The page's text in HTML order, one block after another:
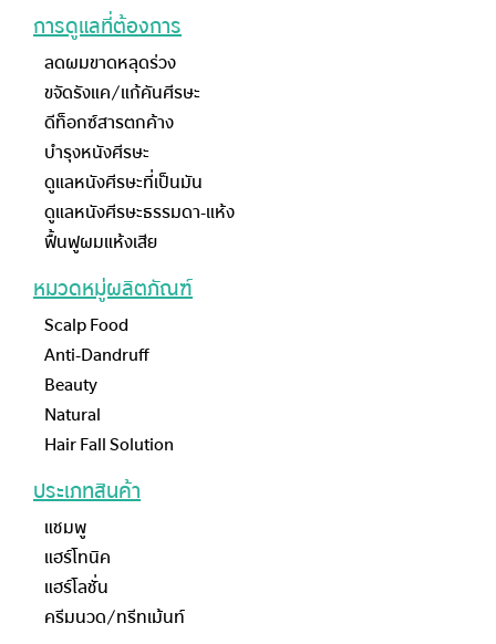
การดูแลที่ต้องการ
ลดผมขาดหลุดร่วง
ขจัดรังแค/แก้คันศีรษะ
ดีท็อกซ์สารตกค้าง
บำรุงหนังศีรษะ
ดูแลหนังศีรษะที่เป็นมัน
ดูแลหนังศีรษะธรรมดา-แห้ง
ฟื้นฟูผมแห้งเสีย
หมวดหมู่ผลิตภัณฑ์
Scalp Food
Anti-Dandruff
Beauty
Natural
Hair Fall Solution
ประเภทสินค้า
แชมพู
แฮร์โทนิค
แฮร์โลชั่น
ครีมนวด/ทรีทเม้นท์